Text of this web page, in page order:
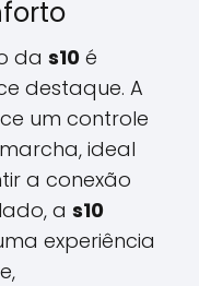
da s10 é
destaque. A
um controle
ideal
a conexão
a s10
experiência